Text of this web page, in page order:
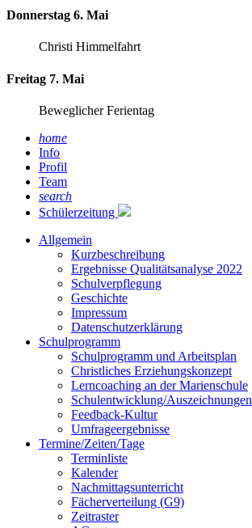
Donnerstag 6. Mai
Christi Himmelfahrt
Freitag 7. Mai
Beweglicher Ferientag
home
Info
Profil
Team
search
Schülerzeitung
Allgemein
Kurzbeschreibung
Ergebnisse Qualitätsanalyse 2022
Schulverpflegung
Geschichte
Impressum
Datenschutzerklärung
Schulprogramm
Schulprogramm und Arbeitsplan
Christliches Erziehungskonzept
Lerncoaching an der Marienschule
Schulentwicklung/Auszeichnungen
Feedback-Kultur
Umfrageergebnisse
Termine/Zeiten/Tage
Terminliste
Kalender
Nachmittagsunterricht
Fächerverteilung (G9)
Zeitraster